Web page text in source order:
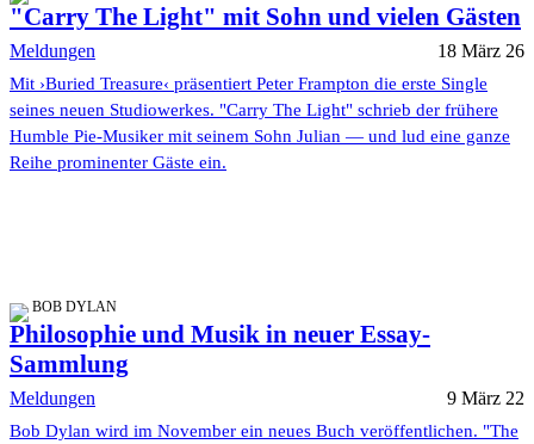
"Carry The Light" mit Sohn und vielen Gästen
Meldungen 18 März 26
Mit ›Buried Treasure‹ präsentiert Peter Frampton die erste Single
seines neuen Studiowerkes. "Carry The Light" schrieb der frühere
Humble Pie-Musiker mit seinem Sohn Julian — und lud eine ganze
Reihe prominenter Gäste ein.
BOB DYLAN
Philosophie und Musik in neuer Essay-
Sammlung
Meldungen 9 März 22
Bob Dylan wird im November ein neues Buch veröffentlichen. "The